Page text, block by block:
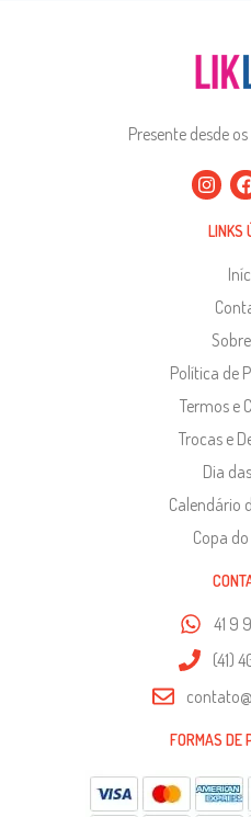
Presente desde
LINKS
Política de
Termos e
Trocas e
Dia
Calendário
Copa
41 9
(41)
FORMAS DE